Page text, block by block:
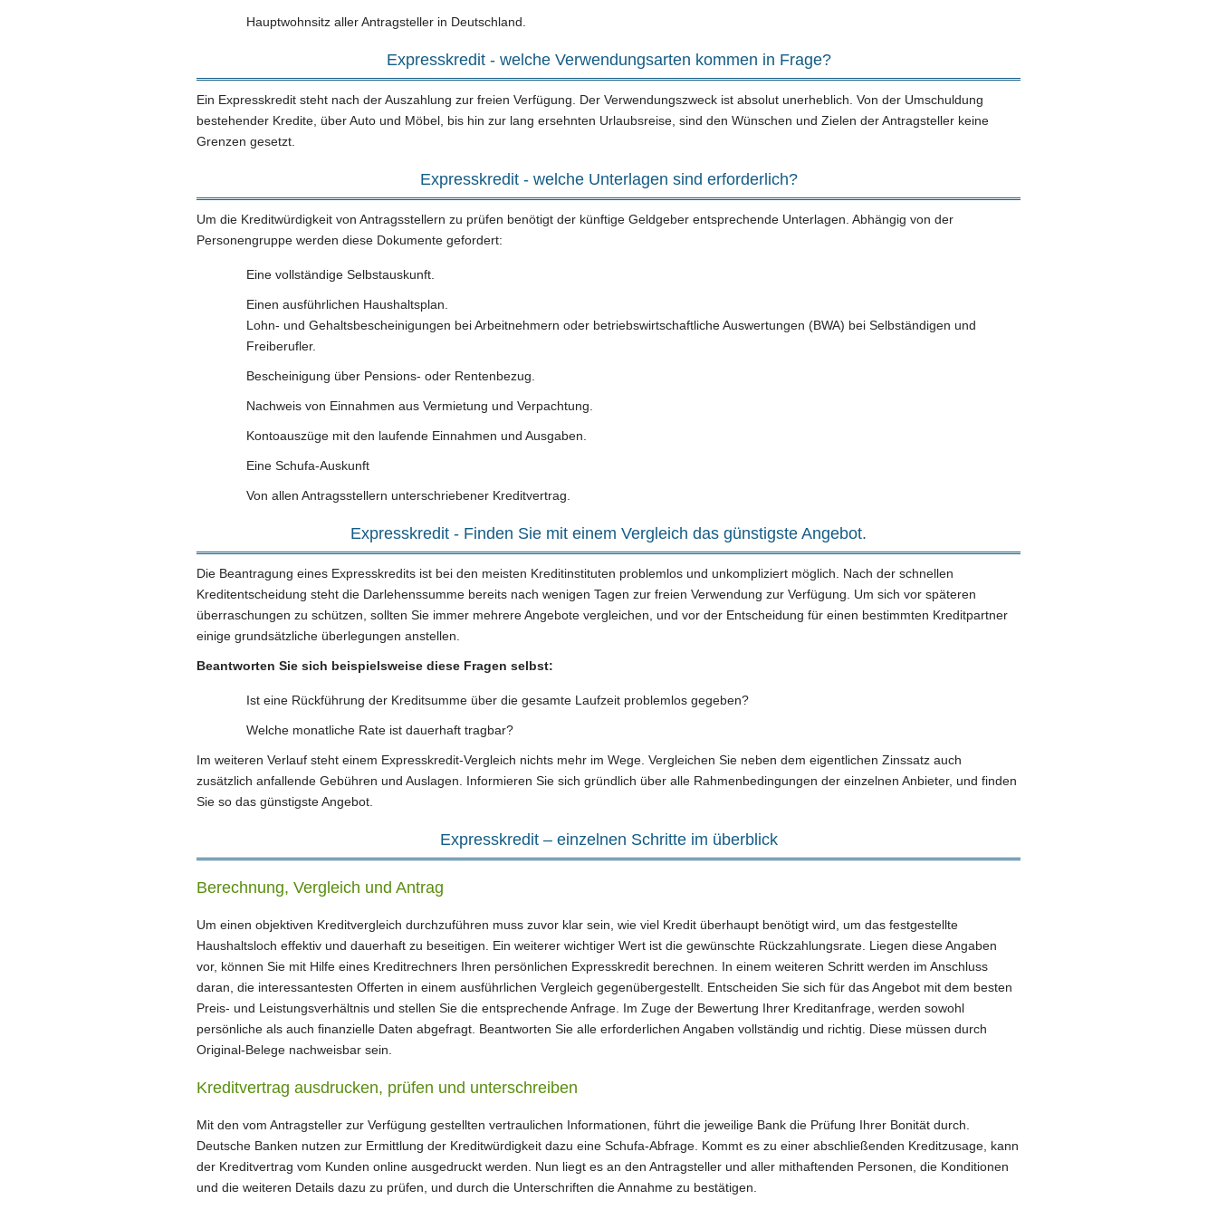
Hauptwohnsitz aller Antragsteller in Deutschland.
Expresskredit - welche Verwendungsarten kommen in Frage?
Ein Expresskredit steht nach der Auszahlung zur freien Verfügung. Der Verwendungszweck ist absolut unerheblich. Von der Umschuldung
bestehender Kredite, über Auto und Möbel, bis hin zur lang ersehnten Urlaubsreise, sind den Wünschen und Zielen der Antragsteller keine
Grenzen gesetzt.
Expresskredit - welche Unterlagen sind erforderlich?
Um die Kreditwürdigkeit von Antragsstellern zu prüfen benötigt der künftige Geldgeber entsprechende Unterlagen. Abhängig von der
Personengruppe werden diese Dokumente gefordert:
Eine vollständige Selbstauskunft.
Einen ausführlichen Haushaltsplan.
Lohn- und Gehaltsbescheinigungen bei Arbeitnehmern oder betriebswirtschaftliche Auswertungen (BWA) bei Selbständigen und
Freiberufler.
Bescheinigung über Pensions- oder Rentenbezug.
Nachweis von Einnahmen aus Vermietung und Verpachtung.
Kontoauszüge mit den laufende Einnahmen und Ausgaben.
Eine Schufa-Auskunft
Von allen Antragsstellern unterschriebener Kreditvertrag.
Expresskredit - Finden Sie mit einem Vergleich das günstigste Angebot.
Die Beantragung eines Expresskredits ist bei den meisten Kreditinstituten problemlos und unkompliziert möglich. Nach der schnellen
Kreditentscheidung steht die Darlehenssumme bereits nach wenigen Tagen zur freien Verwendung zur Verfügung. Um sich vor späteren
überraschungen zu schützen, sollten Sie immer mehrere Angebote vergleichen, und vor der Entscheidung für einen bestimmten Kreditpartner
einige grundsätzliche überlegungen anstellen.
Beantworten Sie sich beispielsweise diese Fragen selbst:
Ist eine Rückführung der Kreditsumme über die gesamte Laufzeit problemlos gegeben?
Welche monatliche Rate ist dauerhaft tragbar?
Im weiteren Verlauf steht einem Expresskredit-Vergleich nichts mehr im Wege. Vergleichen Sie neben dem eigentlichen Zinssatz auch
zusätzlich anfallende Gebühren und Auslagen. Informieren Sie sich gründlich über alle Rahmenbedingungen der einzelnen Anbieter, und finden
Sie so das günstigste Angebot.
Expresskredit – einzelnen Schritte im überblick
Berechnung, Vergleich und Antrag
Um einen objektiven Kreditvergleich durchzuführen muss zuvor klar sein, wie viel Kredit überhaupt benötigt wird, um das festgestellte
Haushaltsloch effektiv und dauerhaft zu beseitigen. Ein weiterer wichtiger Wert ist die gewünschte Rückzahlungsrate. Liegen diese Angaben
vor, können Sie mit Hilfe eines Kreditrechners Ihren persönlichen Expresskredit berechnen. In einem weiteren Schritt werden im Anschluss
daran, die interessantesten Offerten in einem ausführlichen Vergleich gegenübergestellt. Entscheiden Sie sich für das Angebot mit dem besten
Preis- und Leistungsverhältnis und stellen Sie die entsprechende Anfrage. Im Zuge der Bewertung Ihrer Kreditanfrage, werden sowohl
persönliche als auch finanzielle Daten abgefragt. Beantworten Sie alle erforderlichen Angaben vollständig und richtig. Diese müssen durch
Original-Belege nachweisbar sein.
Kreditvertrag ausdrucken, prüfen und unterschreiben
Mit den vom Antragsteller zur Verfügung gestellten vertraulichen Informationen, führt die jeweilige Bank die Prüfung Ihrer Bonität durch.
Deutsche Banken nutzen zur Ermittlung der Kreditwürdigkeit dazu eine Schufa-Abfrage. Kommt es zu einer abschließenden Kreditzusage, kann
der Kreditvertrag vom Kunden online ausgedruckt werden. Nun liegt es an den Antragsteller und aller mithaftenden Personen, die Konditionen
und die weiteren Details dazu zu prüfen, und durch die Unterschriften die Annahme zu bestätigen.